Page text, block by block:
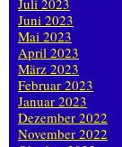
Juli 2023
Juni 2023
Mai 2023
April 2023
März 2023
Februar 2023
Januar 2023
Dezember 2022
November 2022